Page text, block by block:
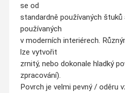
se od
standardně používaných štuků
používaných
v moderních interiérech.
lze vytvořit
zrnitý, nebo dokonale hladký
zpracování).
Povrch je velmi pevný / oděru